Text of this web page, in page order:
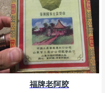
福牌老阿胶